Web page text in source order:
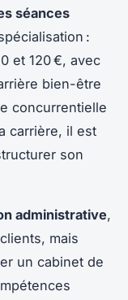
séances
:
et 120 €, avec
bien-être
concurrentielle
carrière, il est
son
administrative,
mais
un cabinet de